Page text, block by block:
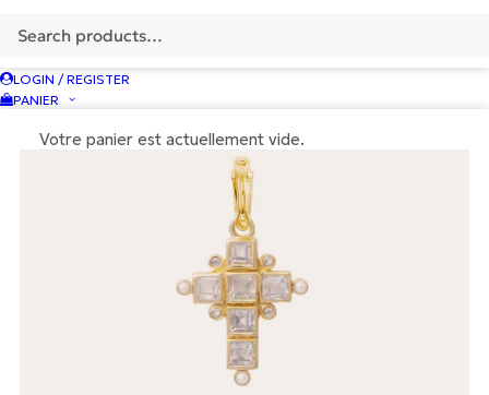
LOGIN / REGISTER
PANIER
Votre panier est actuellement vide.